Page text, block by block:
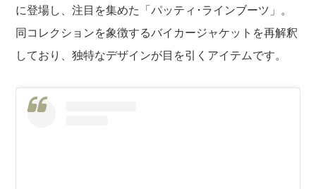
に登場し、注目を集めた「パッティ･ラインブーツ」。
同コレクションを象徴するバイカージャケットを再解釈
しており、独特なデザインが目を引くアイテムです。